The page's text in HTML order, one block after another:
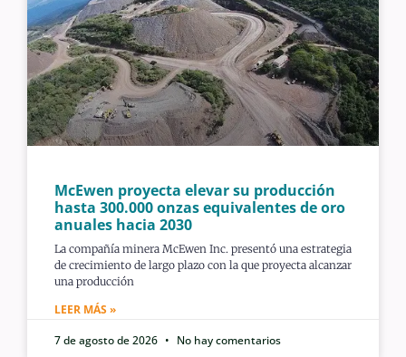
McEwen proyecta elevar su producción
hasta 300.000 onzas equivalentes de oro
anuales hacia 2030
La compañía minera McEwen Inc. presentó una estrategia
de crecimiento de largo plazo con la que proyecta alcanzar
una producción
LEER MÁS »
7 de agosto de 2026
No hay comentarios